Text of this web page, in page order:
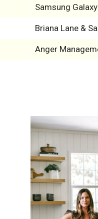
Samsung Galaxy
Briana Lane &
Anger